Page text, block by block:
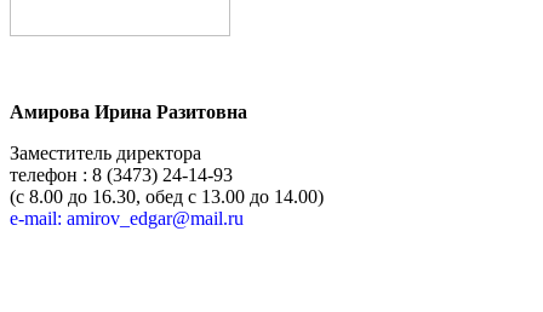
Амирова Ирина Разитовна
Заместитель директора
телефон : 8 (3473) 24-14-93
(с 8.00 до 16.30, обед с 13.00 до 14.00)
e-mail: amirov_edgar@mail.ru